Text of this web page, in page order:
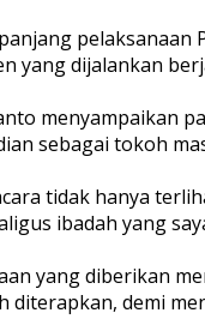
yang dijalankan
menyampaikan
sebagai tokoh
tidak hanya
ibadah yang
yang diberikan
demi